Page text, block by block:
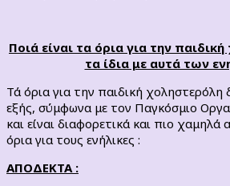
Ποιά είναι τα όρια για την
τα ίδια με αυτά των
Τά όρια για την παιδική
εξής, σύμφωνα με τον Παγκόσμιο
και είναι διαφορετικά και πιο
όρια για τους ενήλικες :
ΑΠΟΔΕΚΤΑ :